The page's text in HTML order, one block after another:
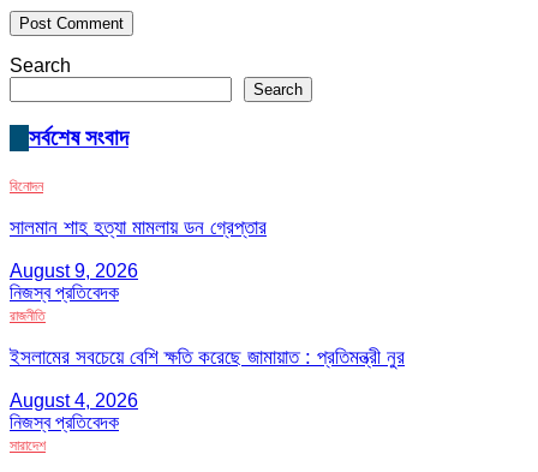
Search
Search
সর্বশেষ সংবাদ
বিনোদন
সালমান শাহ হত্যা মামলায় ডন গ্রেপ্তার
August 9, 2026
নিজস্ব প্রতিবেদক
রাজনীতি
ইসলামের সবচেয়ে বেশি ক্ষতি করেছে জামায়াত : প্রতিমন্ত্রী নুর
August 4, 2026
নিজস্ব প্রতিবেদক
সারাদেশ